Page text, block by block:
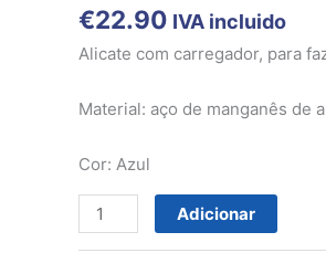
€22.90 IVA incluido
Alicate com carregador, para
Material: aço de manganês de
Cor: Azul
carregador
Adicionar